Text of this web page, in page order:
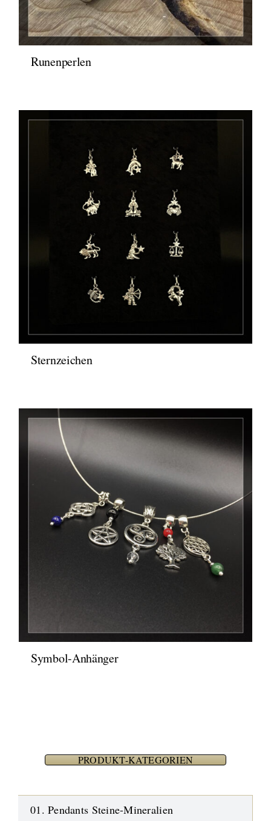
Runenperlen
Sternzeichen
Symbol-Anhänger
PRODUKT-KATEGORIEN
01. Pendants Steine-Mineralien